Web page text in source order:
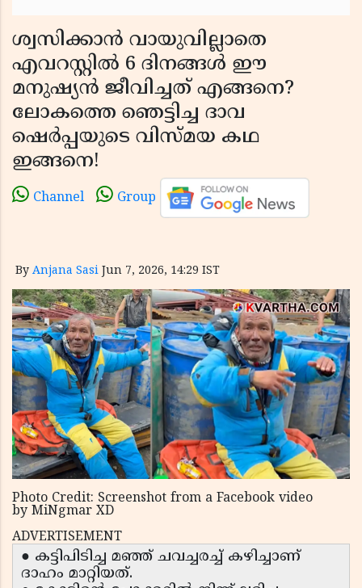
ശ്വസിക്കാൻ വായുവില്ലാതെ
എവറസ്റ്റിൽ 6 ദിനങ്ങൾ ഈ
മനുഷ്യൻ ജീവിച്ചത് എങ്ങനെ?
ലോകത്തെ ഞെട്ടിച്ച ദാവ
ഷെർപ്പയുടെ വിസ്മയ കഥ
ഇങ്ങനെ!
Channel Group
By Anjana Sasi Jun 7, 2026, 14:29 IST
Photo Credit: Screenshot from a Facebook video
by MiNgmar XD
ADVERTISEMENT
● കട്ടിപിടിച്ച മഞ്ഞ് ചവച്ചരച്ച് കഴിച്ചാണ്
ദാഹം മാറ്റിയത്.